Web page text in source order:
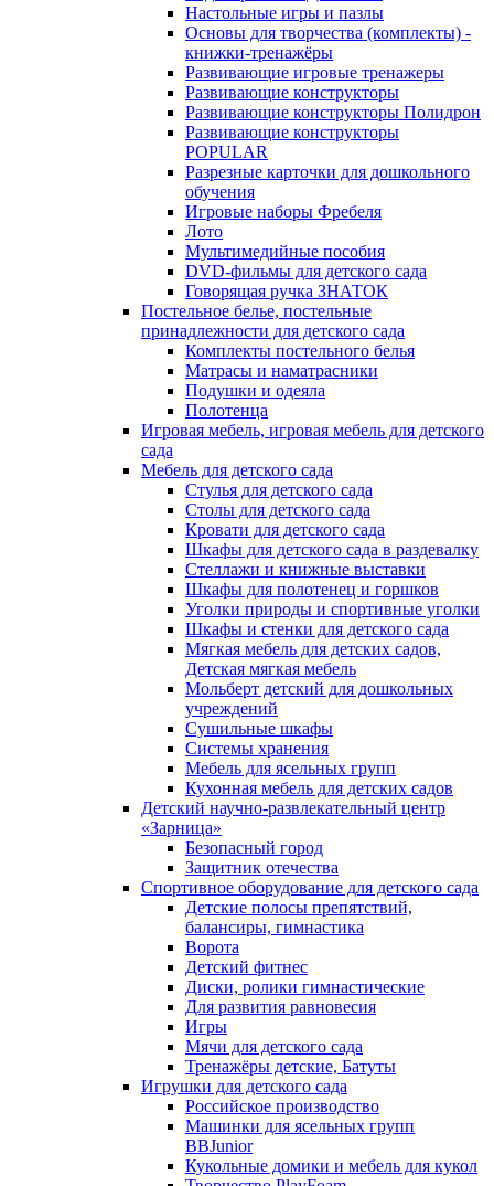
Настольные игры и пазлы
Основы для творчества (комплекты) -
книжки-тренажёры
Развивающие игровые тренажеры
Развивающие конструкторы
Развивающие конструкторы Полидрон
Развивающие конструкторы
POPULAR
Разрезные карточки для дошкольного
обучения
Игровые наборы Фребеля
Лото
Мультимедийные пособия
DVD-фильмы для детского сада
Говорящая ручка ЗНАТОК
Постельное белье, постельные
принадлежности для детского сада
Комплекты постельного белья
Матрасы и наматрасники
Подушки и одеяла
Полотенца
Игровая мебель, игровая мебель для детского
сада
Мебель для детского сада
Стулья для детского сада
Столы для детского сада
Кровати для детского сада
Шкафы для детского сада в раздевалку
Стеллажи и книжные выставки
Шкафы для полотенец и горшков
Уголки природы и спортивные уголки
Шкафы и стенки для детского сада
Мягкая мебель для детских садов,
Детская мягкая мебель
Мольберт детский для дошкольных
учреждений
Сушильные шкафы
Системы хранения
Мебель для ясельных групп
Кухонная мебель для детских садов
Детский научно-развлекательный центр
«Зарница»
Безопасный город
Защитник отечества
Спортивное оборудование для детского сада
Детские полосы препятствий,
балансиры, гимнастика
Ворота
Детский фитнес
Диски, ролики гимнастические
Для развития равновесия
Игры
Мячи для детского сада
Тренажёры детские, Батуты
Игрушки для детского сада
Российское производство
Машинки для ясельных групп
BBJunior
Кукольные домики и мебель для кукол